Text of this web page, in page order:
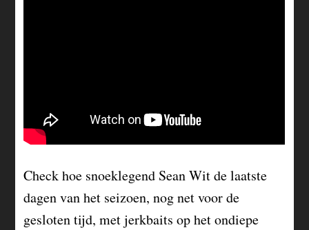
Check hoe snoeklegend Sean Wit de laatste
dagen van het seizoen, nog net voor de
gesloten tijd, met jerkbaits op het ondiepe